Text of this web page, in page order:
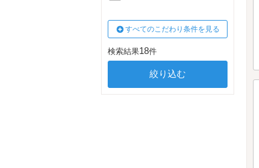
すべてのこだわり条件を見る
検索結果18件